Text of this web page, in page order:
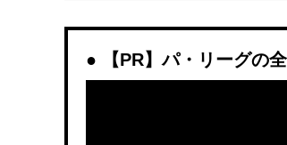
【PR】パ・リーグの